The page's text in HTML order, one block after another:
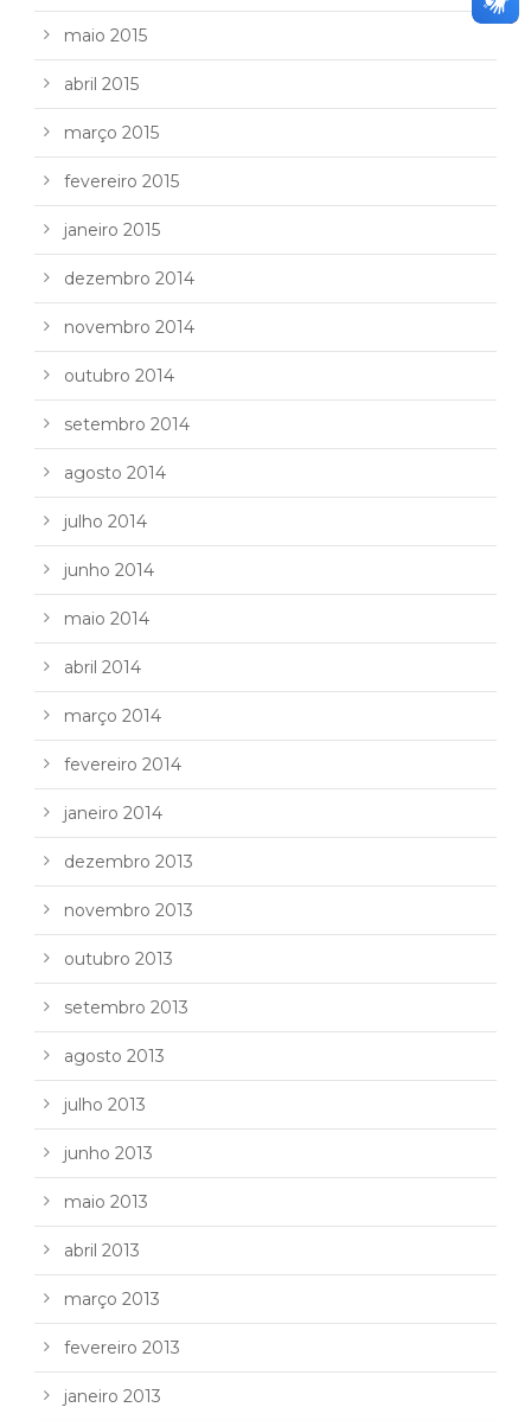
maio 2015
abril 2015
março 2015
fevereiro 2015
janeiro 2015
dezembro 2014
novembro 2014
outubro 2014
setembro 2014
agosto 2014
julho 2014
junho 2014
maio 2014
abril 2014
março 2014
fevereiro 2014
janeiro 2014
dezembro 2013
novembro 2013
outubro 2013
setembro 2013
agosto 2013
julho 2013
junho 2013
maio 2013
abril 2013
março 2013
fevereiro 2013
janeiro 2013